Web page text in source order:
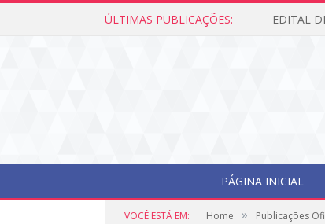
ÚLTIMAS PUBLICAÇÕES:
PÁGINA INICIAL
VOCÊ ESTÁ EM: Home » Publicações